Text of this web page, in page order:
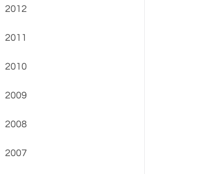
2012
2011
2010
2009
2008
2007